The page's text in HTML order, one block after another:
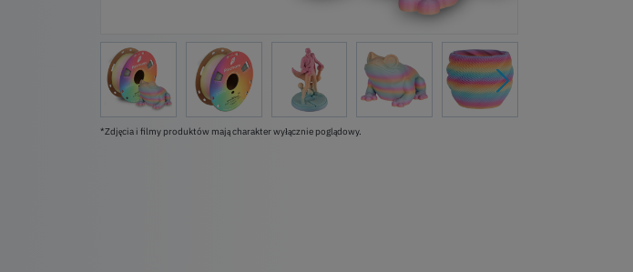
*Zdjęcia i filmy produktów mają charakter wyłącznie poglądowy.